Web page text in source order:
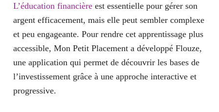
L’éducation financièreest essentielle pour gérer son
argent efficacement, mais elle peut sembler complexe
et peu engageante. Pour rendre cet apprentissage plus
accessible, Mon Petit Placementa développé Flouze,
une application qui permet de découvrir les bases de
l’investissement grâce à une approche interactive et
progressive.